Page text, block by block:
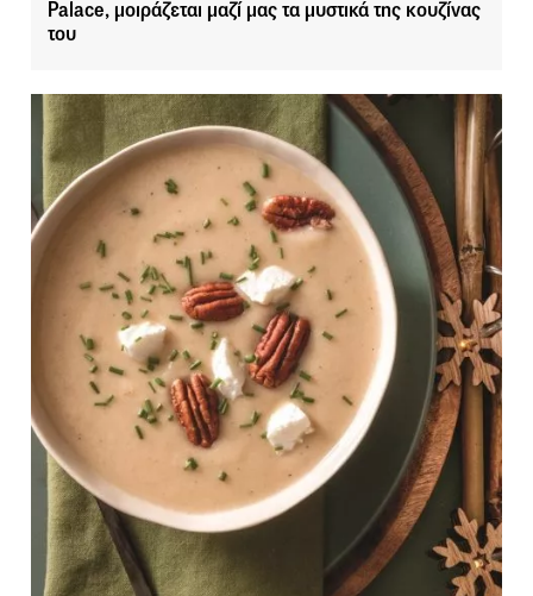
Palace, μοιράζεται μαζί μας τα μυστικά της κουζίνας
του